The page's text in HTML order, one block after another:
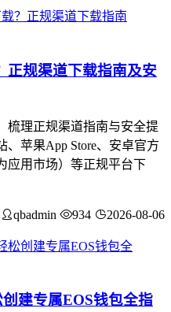
正规渠道下载指南及安
梳理正规渠道指南与安全提
、苹果App Store、安卓官方
应用市场）等正规平台下
qbadmin 934 2026-08-06
建专属EOS钱包全指